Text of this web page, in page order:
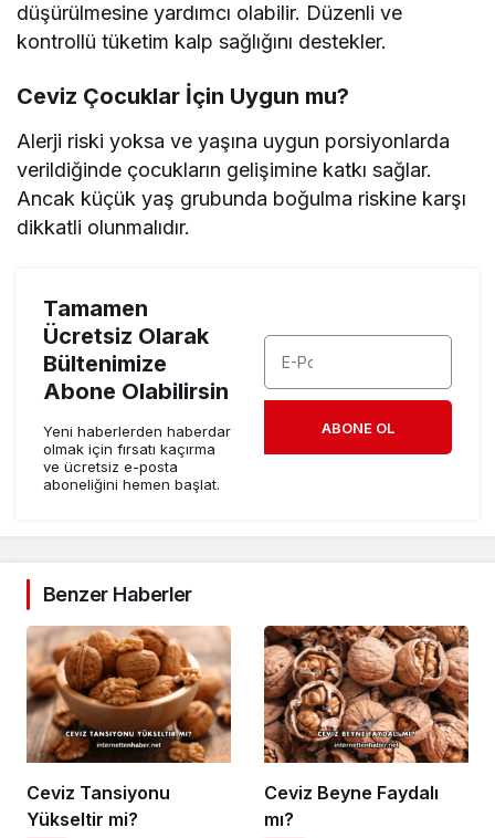
düşürülmesine yardımcı olabilir. Düzenli ve
kontrollü tüketim kalp sağlığını destekler.
Ceviz Çocuklar İçin Uygun mu?
Alerji riski yoksa ve yaşına uygun porsiyonlarda
verildiğinde çocukların gelişimine katkı sağlar.
Ancak küçük yaş grubunda boğulma riskine karşı
dikkatli olunmalıdır.
Tamamen
Ücretsiz Olarak
Bültenimize
Abone Olabilirsin
Yeni haberlerden haberdar
olmak için fırsatı kaçırma
ve ücretsiz e-posta
aboneliğini hemen başlat.
ABONE OL
Benzer Haberler
Ceviz Tansiyonu
Yükseltir mi?
Ceviz Beyne Faydalı
mı?